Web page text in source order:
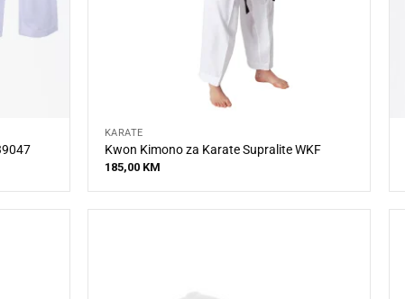
KARATE
Kwon Kimono za Karate Supralite WKF
185,00 KM